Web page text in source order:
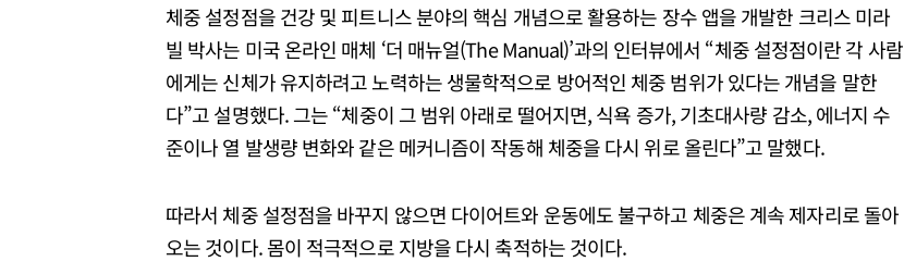
체중 설정점을 건강 및 피트니스 분야의 핵심 개념으로 활용하는 장수 앱을 개발한 크리스 미라
빌 박사는 미국 온라인 매체 ‘더 매뉴얼(The Manual)’과의 인터뷰에서 “체중 설정점이란 각 사람
에게는 신체가 유지하려고 노력하는 생물학적으로 방어적인 체중 범위가 있다는 개념을 말한
다”고 설명했다. 그는 “체중이 그 범위 아래로 떨어지면, 식욕 증가, 기초대사량 감소, 에너지 수
준이나 열 발생량 변화와 같은 메커니즘이 작동해 체중을 다시 위로 올린다”고 말했다.
따라서 체중 설정점을 바꾸지 않으면 다이어트와 운동에도 불구하고 체중은 계속 제자리로 돌아
오는 것이다. 몸이 적극적으로 지방을 다시 축적하는 것이다.